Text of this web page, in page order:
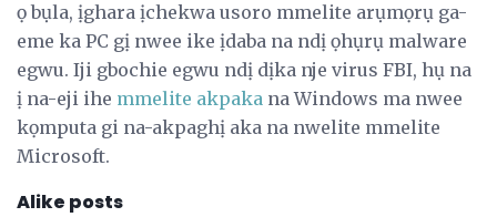
ọ bụla, ịghara ịchekwa usoro mmelite arụmọrụ ga-
eme ka PC gị nwee ike ịdaba na ndị ọhụrụ malware
egwu. Iji gbochie egwu ndị dịka nje virus FBI, hụ na
ị na-eji ihe mmelite akpaka na Windows ma nwee
kọmputa gi na-akpaghị aka na nwelite mmelite
Microsoft.
Alike posts